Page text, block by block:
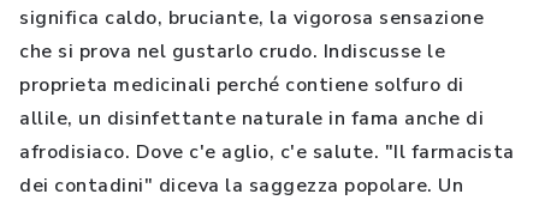
significa caldo, bruciante, la vigorosa sensazione
che si prova nel gustarlo crudo. Indiscusse le
proprieta medicinali perché contiene solfuro di
allile, un disinfettante naturale in fama anche di
afrodisiaco. Dove c'e aglio, c'e salute. "Il farmacista
dei contadini" diceva la saggezza popolare. Un